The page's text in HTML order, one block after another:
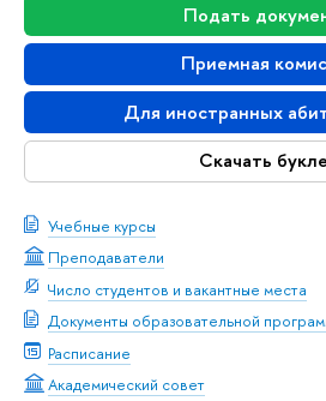
Подать
Приемная
Для иностранных
Скачать
Учебные курсы
Преподаватели
Число студентов и вакантные места
Документы образовательной
Расписание
Академический совет